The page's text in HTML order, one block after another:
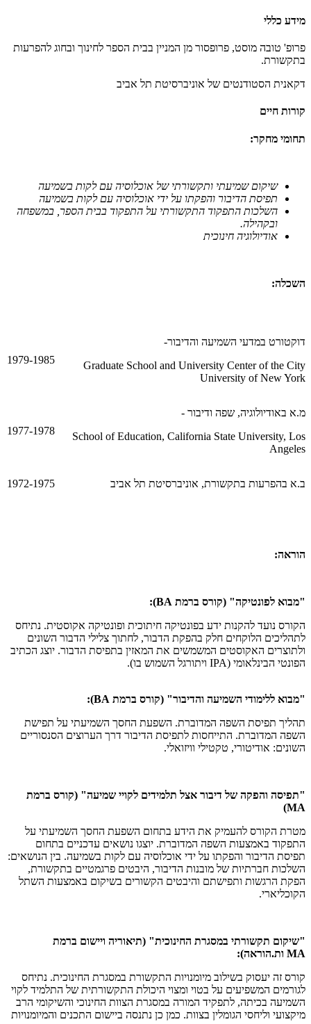
מידע כללי
פרופ' טובה מוסט, פרופסור מן המניין בבית הספר לחינוך ובחוג להפרעות
בתקשורת.
דקאנית הסטודנטים של אוניברסיטת תל אביב
קורות חיים
תחומי מחקר:
שיקום שמיעתי ותקשורתי של אוכלוסיה עם לקות בשמיעה
תפיסת הדיבור והפקתו על ידי אוכלוסיה עם לקות בשמיעה
השלכות התפקוד התקשורתי על התפקוד בבית הספר, במשפחה
ובקהילה.
אודיולוגיה חינוכית
השכלה:
דוקטורט במדעי השמיעה והדיבור-
Graduate School and University Center of the City
University of New York
1979-1985
מ.א באודיולוגיה, שפה ודיבור -
School of Education, California State University, Los
Angeles
1977-1978
ב.א בהפרעות בתקשורת, אוניברסיטת תל אביב 1972-1975
הוראה:
"מבוא לפונטיקה" (קורס ברמת BA
):
הקורס נועד להקנות ידע בפונטיקה חיתוכית ופונטיקה אקוסטית. נתיחס
לתהליכים הלוקחים חלק בהפקת הדבור, לחתוך צלילי הדבור השונים
ולתוצרים האקוסטים המשמשים את המאזין בתפיסת הדבור. יוצג הכתיב
הפונטי הבינלאומי (IPA ויתורגל השמוש בו).
"מבוא ללימודי השמיעה והדיבור" (קורס ברמת BA
):
תהליך תפיסת השפה המדוברת. השפעת החסך השמיעתי על תפישת
השפה המדוברת. התייחסות לתפיסת הדיבור דרך הערוצים הסנסוריים
השונים: אודיטורי, טקטילי וויזואלי.
"תפיסה והפקה של דיבור אצל תלמידים לקויי שמיעה" (קורס ברמת
MA
)
מטרת הקורס להעמיק את הידע בתחום השפעת החסך השמיעתי על
התפקוד באמצעות השפה המדוברת. יוצגו נושאים עדכניים בתחום
תפיסת הדיבור והפקתו על ידי אוכלוסיה עם לקות בשמיעה. בין הנושאים:
השלכות חברתיות של מובנות הדיבור, היבטים פרגמטיים בתקשורת,
הפקת הרגשות ותפישתם והיבטים הקשורים בשיקום באמצעות השתל
הקוכליארי.
"שיקום תקשורתי במסגרת החינוכית" (תיאוריה ויישום ברמת
MA ות.הוראה):
קורס זה יעסוק בשילוב מיומנויות התקשורת במסגרת החינוכית. נתיחס
לגורמים המשפיעים על בטוי ומצוי היכולת התקשורתית של התלמיד לקוי
השמיעה בכיתה, לתפקיד המורה במסגרת הצוות החינוכי והשיקומי הרב
מיקצועי וליחסי הגומלין בצוות. כמן כן נתנסה ביישום התכנים והמיומנויות